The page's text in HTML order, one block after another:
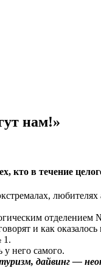
нам!»
в течение
и как
1.
у него самого.
дайвинг —